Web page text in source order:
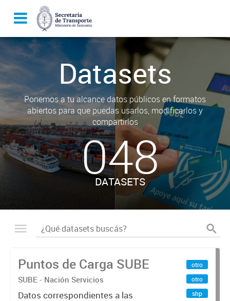
Datasets
Ponemos a tu alcance datos públicos en formatos
abiertos para que puedas usarlos, modificarlos y
compartirlos
048
DATASETS
Puntos de Carga SUBE
SUBE - Nación Servicios
Datos correspondientes a las
otro
otro
shp